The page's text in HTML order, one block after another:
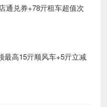
通兑券+78亓租车超值次
最高15亓顺风车+5亓立减